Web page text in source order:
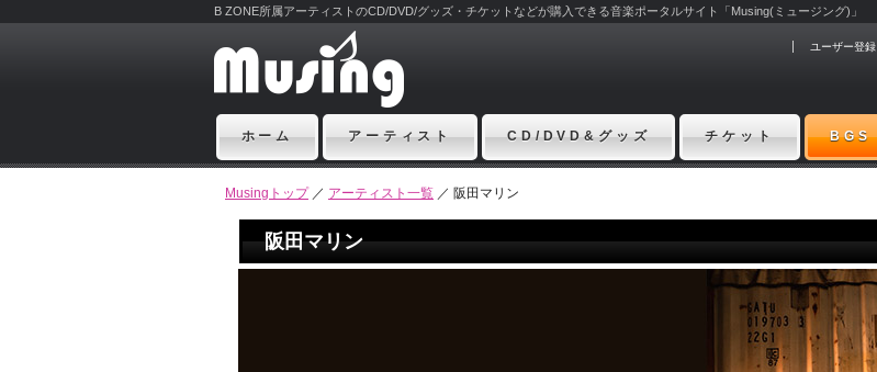
B ZONE所属アーティストのCD/DVD/グッズ・チケットなどが購入できる音楽ポータルサイト「Musing(ミュージング)」
ユーザー登録
ホーム アーティスト CD/DVD&グッズ チケット BGS
Musingトップ／ アーティスト一覧 ／ 阪田マリン
阪田マリン